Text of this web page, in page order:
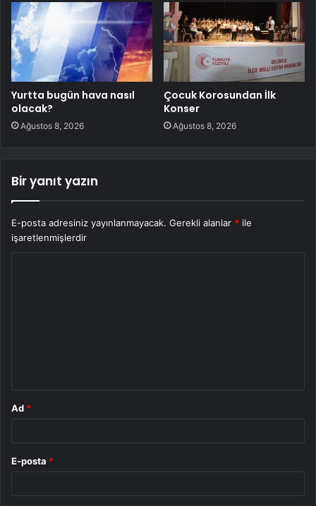
Yurtta bugün hava nasıl
olacak?
Ağustos 8, 2026
Çocuk Korosundan İlk
Konser
Ağustos 8, 2026
Bir yanıt yazın
E-posta adresiniz yayınlanmayacak. Gerekli alanlar * ile
işaretlenmişlerdir
Ad *
E-posta *